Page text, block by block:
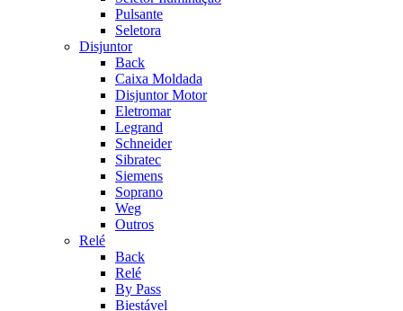
Pulsante
Seletora
Disjuntor
Back
Caixa Moldada
Disjuntor Motor
Eletromar
Legrand
Schneider
Sibratec
Siemens
Soprano
Weg
Outros
Relé
Back
Relé
By Pass
Biestável